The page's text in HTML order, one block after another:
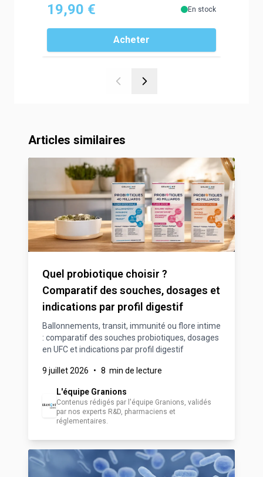
19,90 € En stock
Acheter
Articles similaires
Quel probiotique choisir ?
Comparatif des souches, dosages et
indications par profil digestif
Ballonnements, transit, immunité ou flore intime
: comparatif des souches probiotiques, dosages
en UFC et indications par profil digestif
9 juillet 2026 • 8 min de lecture
L'équipe Granions
Contenus rédigés par l'équipe Granions, validés
par nos experts R&D, pharmaciens et
réglementaires.